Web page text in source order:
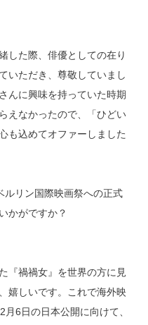
した際、俳優としての在り
いただき、尊敬していまし
んに興味を持っていた時期
えなかったので、「ひどい
も込めてオファーしました
ルリン国際映画祭への正式
かがですか？
『禍禍女』を世界の方に見
嬉しいです。これで海外映
6日の日本公開に向けて、